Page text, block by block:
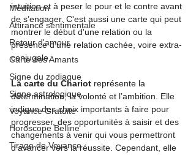
Méditation
Attirance sentimentale
Retour d'amour
Carte des Amants
Signe du zodiaque
Signe astrologique
Voyance Gratuite
Horoscope Belline
Tirage de Voyance
intuition et à peser le pour et le contre avant
de s’engager. C'est aussi une carte qui peut
montrer le début d'une relation ou la
présence d'une relation cachée, voire extra-
conjugale.
La carte du Chariot représente la
détermination, la volonté et l’ambition. Elle
indique des choix importants à faire pour
progresser, des opportunités à saisir et des
changements à venir qui vous permettront
d’avancer vers la réussite. Cependant, elle